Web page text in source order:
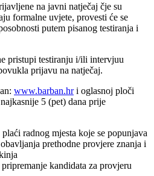
na javni natječaj čje su
formalne uvjete, provesti će se
putem pisanog testiranja i
pristupi testiranju i/ili intervjuu
prijavu na natječaj.
www.barban.hri oglasnoj ploči
5 (pet) dana prije
radnog mjesta koje se popunjava
prethodne provjere znanja i
kandidata za provjeru